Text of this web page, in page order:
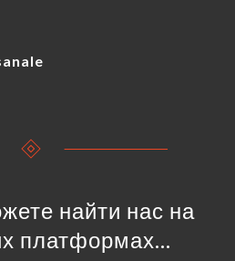
найти нас на
платформах…